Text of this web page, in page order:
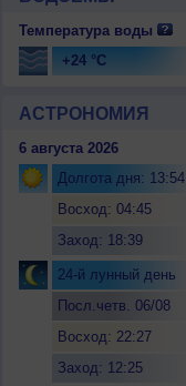
Температура воды
+24 °C
АСТРОНОМИЯ
6 августа 2026
Долгота дня: 13:54
Восход: 04:45
Заход: 18:39
24-й лунный день
Посл.четв. 06/08
Восход: 22:27
Заход: 12:25